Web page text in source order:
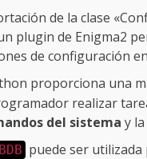
de la clase
plugin de Enigma2
de configuración
proporciona una
realizar
del sistema y
puede ser